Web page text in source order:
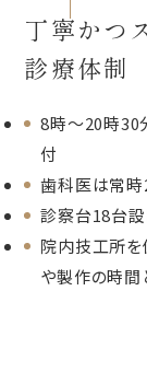
丁寧かつ
診療体制
8時～20時30
付
歯科医は常時
診察台18台
院内技工所を
や製作の時間